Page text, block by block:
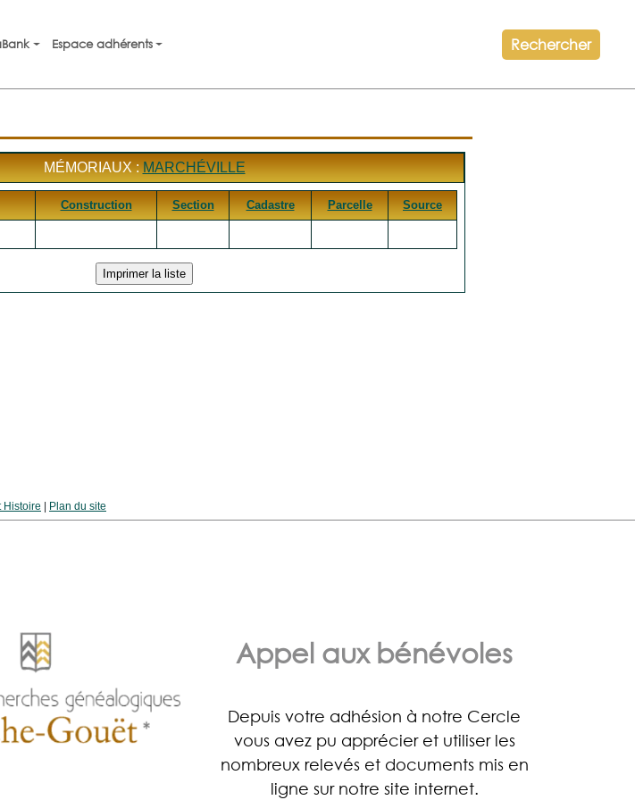
Espace adhérents Rechercher
MÉMORIAUX :MARCHÉVILLE
Construction Section Cadastre Parcelle Source
Histoire Plan du site
Appel aux bénévoles
Depuis votre adhésion à notre Cercle
vous avez pu apprécier et utiliser les
nombreux relevés et documents mis en
ligne sur notre site internet.